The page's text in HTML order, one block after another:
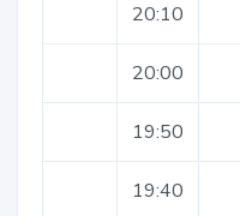
20:10
20:00
19:50
19:40